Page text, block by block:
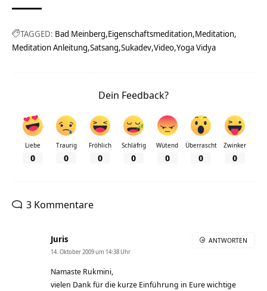
TAGGED: Bad Meinberg Eigenschaftsmeditation Meditation
Meditation Anleitung Satsang Sukadev Video Yoga Vidya
Dein Feedback?
Liebe
0
Traurig
0
Fröhlich
0
Schläfrig
0
Wütend
0
Überrascht
0
Zwinker
0
3 Kommentare
Juris
14. Oktober 2009 um 14:38 Uhr
Namaste Rukmini,
vielen Dank für die kurze Einführung in Eure wichtige
ANTWORTEN